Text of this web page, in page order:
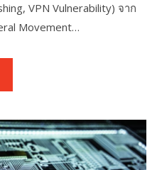
VPN Vulnerability) จาก
Movement…